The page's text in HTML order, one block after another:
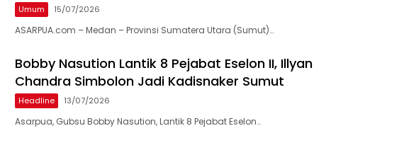
Umum 15/07/2026
ASARPUA.com – Medan – Provinsi Sumatera Utara (Sumut)…
Bobby Nasution Lantik 8 Pejabat Eselon II, Illyan
Chandra Simbolon Jadi Kadisnaker Sumut
Headline 13/07/2026
Asarpua, Gubsu Bobby Nasution, Lantik 8 Pejabat Eselon…